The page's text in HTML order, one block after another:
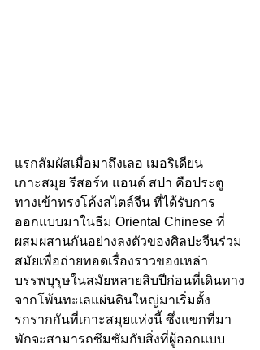
แรกสัมผัสเมื่อมาถึงเลอ เมอริเดียน
เกาะสมุย รีสอร์ท แอนด์ สปา คือประตู
ทางเข้าทรงโค้งสไตล์จีน ที่ได้รับการ
ออกแบบมาในธีม Oriental Chinese ที่
ผสมผสานกันอย่างลงตัวของศิลปะจีนร่วม
สมัยเพื่อถ่ายทอดเรื่องราวของเหล่า
บรรพบุรุษในสมัยหลายสิบปีก่อนที่เดินทาง
จากโพ้นทะเลแผ่นดินใหญ่มาเริ่มตั้ง
รกรากกันที่เกาะสมุยแห่งนี้ ซึ่งแขกที่มา
พักจะสามารถซึมซัมกับสิ่งที่ผู้ออกแบบ